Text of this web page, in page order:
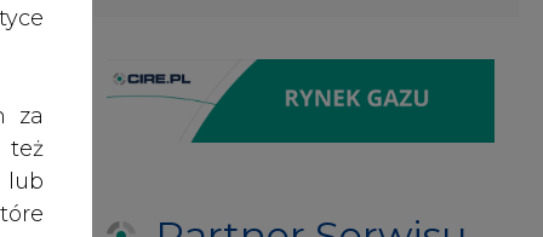
za
też
lub